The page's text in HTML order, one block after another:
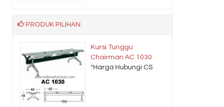
PRODUK PILIHAN
Kursi Tunggu
Chairman AC 1030
*Harga Hubungi CS